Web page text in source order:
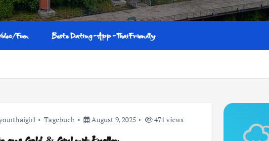
Fun Beste Dating-App-ThaiFriendly
Tagebuch August 9, 2025 471 views